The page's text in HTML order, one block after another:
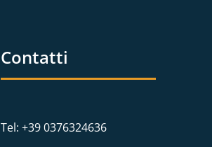
Contatti
Tel: +39 0376324636